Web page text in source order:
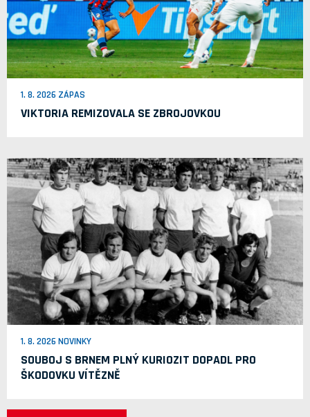
1. 8. 2026 ZÁPAS
VIKTORIA REMIZOVALA SE ZBROJOVKOU
1. 8. 2026 NOVINKY
SOUBOJ S BRNEM PLNÝ KURIOZIT DOPADL PRO
ŠKODOVKU VÍTĚZNĚ